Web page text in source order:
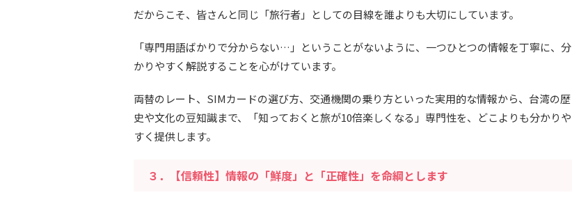
だからこそ、皆さんと同じ「旅行者」としての目線を誰よりも大切にしています。
「専門用語ばかりで分からない…」ということがないように、一つひとつの情報を丁寧に、分
かりやすく解説することを心がけています。
両替のレート、SIMカードの選び方、交通機関の乗り方といった実用的な情報から、台湾の歴
史や文化の豆知識まで、「知っておくと旅が10倍楽しくなる」専門性を、どこよりも分かりや
すく提供します。
３．【信頼性】情報の「鮮度」と「正確性」を命綱とします